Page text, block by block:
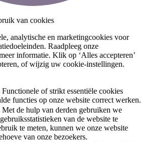
van cookies
analytische en marketingcookies voor
Raadpleeg onze
informatie. Klik op ‘Alles accepteren’
of wijzig uw cookie-instellingen.
Functionele of strikt essentiële cookies
functies op onze website correct werken.
Met de hulp van derden gebruiken we
van de website te
te meten, kunnen we onze website
van onze bezoekers.